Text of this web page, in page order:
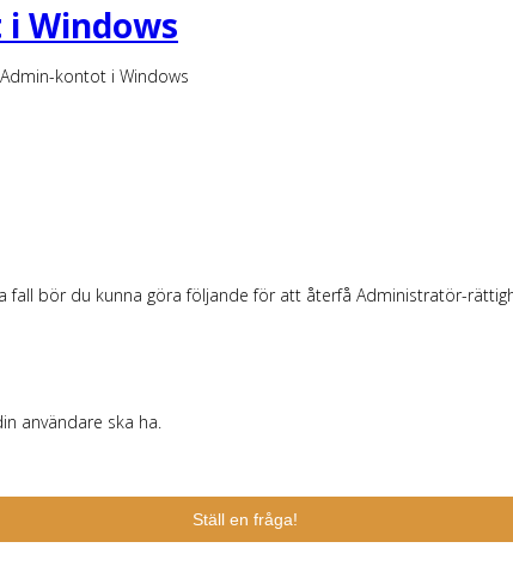
Windows
kontot i Windows
bör du kunna göra följande för att återfå Administratör-
användare ska ha.
Ställ en fråga!